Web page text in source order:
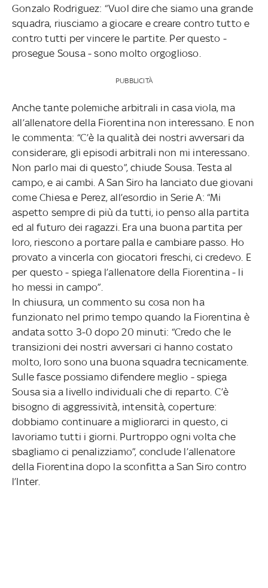
Gonzalo Rodriguez: “Vuol dire che siamo una grande
squadra, riusciamo a giocare e creare contro tutto e
contro tutti per vincere le partite. Per questo -
prosegue Sousa - sono molto orgoglioso.
PUBBLICITÀ
Anche tante polemiche arbitrali in casa viola, ma
all’allenatore della Fiorentina non interessano. E non
le commenta: “C’è la qualità dei nostri avversari da
considerare, gli episodi arbitrali non mi interessano.
Non parlo mai di questo”, chiude Sousa. Testa al
campo, e ai cambi. A San Siro ha lanciato due giovani
come Chiesa e Perez, all’esordio in Serie A: “Mi
aspetto sempre di più da tutti, io penso alla partita
ed al futuro dei ragazzi. Era una buona partita per
loro, riescono a portare palla e cambiare passo. Ho
provato a vincerla con giocatori freschi, ci credevo. E
per questo - spiega l’allenatore della Fiorentina - li
ho messi in campo”.
In chiusura, un commento su cosa non ha
funzionato nel primo tempo quando la Fiorentina è
andata sotto 3-0 dopo 20 minuti: “Credo che le
transizioni dei nostri avversari ci hanno costato
molto, loro sono una buona squadra tecnicamente.
Sulle fasce possiamo difendere meglio - spiega
Sousa sia a livello individuali che di reparto. C’è
bisogno di aggressività, intensità, coperture:
dobbiamo continuare a migliorarci in questo, ci
lavoriamo tutti i giorni. Purtroppo ogni volta che
sbagliamo ci penalizziamo”, conclude l’allenatore
della Fiorentina dopo la sconfitta a San Siro contro
l’Inter.